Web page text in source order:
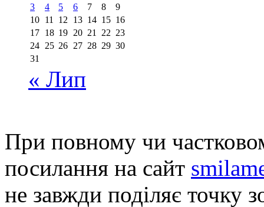
3
4 5 6 7 8
9
10 11 12 13 14 15 16
17 18 19 20 21 22 23
24 25 26 27 28 29 30
31
« Лип
При повному чи
посилання на сайт
не завжди поділяє точку